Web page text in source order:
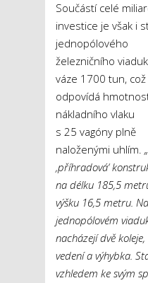
Součástí celé
investice je však i
jednopólového
železničního
váze 1700 tun, což
odpovídá
nákladního vlaku
s 25 vagóny plně
naloženými uhlím.
‚příhradová‘
na délku 185,5
výšku 16,5 metru. Na
jednopólovém
nacházejí dvě
vedení a výhybka.
vzhledem ke svým